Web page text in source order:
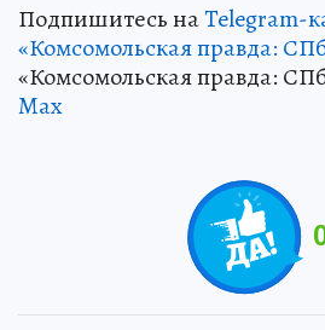
Подпишитесь наTelegram-
«Комсомольская правда:
«Комсомольская правда:
Max